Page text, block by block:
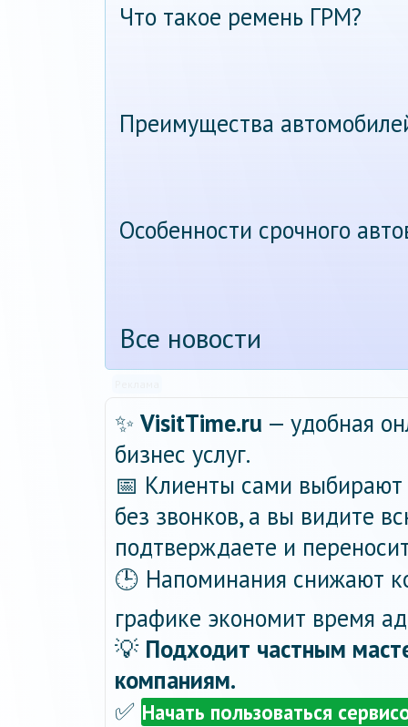
Что такое ремень ГРМ?
Преимущества
Особенности срочного
Все новости
✨ VisitTime.ru — удобная
бизнес услуг.
📅 Клиенты сами
без звонков, а вы видите
подтверждаете и
🕒 Напоминания снижают
графике экономит время
💡 Подходит частным
компаниям.
✅ Начать пользоваться